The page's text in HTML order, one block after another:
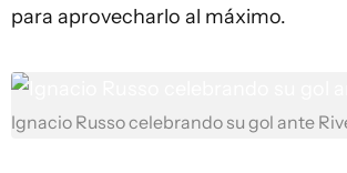
para aprovecharlo al máximo.
Ignacio Russo celebrando su gol ante